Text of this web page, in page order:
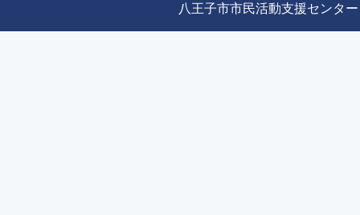
八王子市市民活動支援センタ